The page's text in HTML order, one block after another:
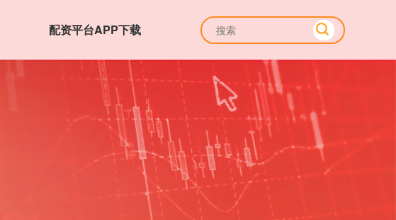
配资平台APP下载